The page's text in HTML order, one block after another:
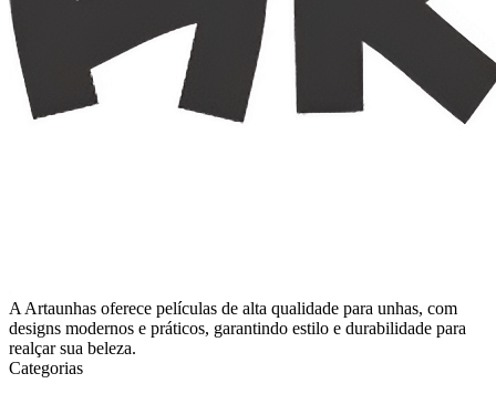
A Artaunhas oferece películas de alta qualidade para unhas, com
designs modernos e práticos, garantindo estilo e durabilidade para
realçar sua beleza.
Categorias